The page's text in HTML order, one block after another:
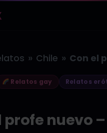
» Chile »
Relatos gay
Relatos
profe nuevo